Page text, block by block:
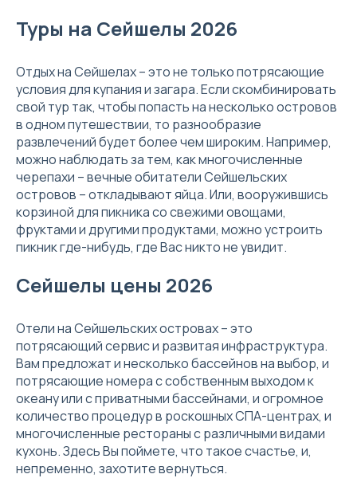
Туры на Сейшелы 2026
Отдых на Сейшелах – это не только потрясающие
условия для купания и загара. Если скомбинировать
свой тур так, чтобы попасть на несколько островов
в одном путешествии, то разнообразие
развлечений будет более чем широким. Например,
можно наблюдать за тем, как многочисленные
черепахи – вечные обитатели Сейшельских
островов – откладывают яйца. Или, вооружившись
корзиной для пикника со свежими овощами,
фруктами и другими продуктами, можно устроить
пикник где-нибудь, где Вас никто не увидит.
Сейшелы цены 2026
Отели на Сейшельских островах – это
потрясающий сервис и развитая инфраструктура.
Вам предложат и несколько бассейнов на выбор, и
потрясающие номера с собственным выходом к
океану или с приватными бассейнами, и огромное
количество процедур в роскошных СПА-центрах, и
многочисленные рестораны с различными видами
кухонь. Здесь Вы поймете, что такое счастье, и,
непременно, захотите вернуться.